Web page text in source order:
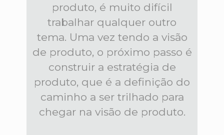
produto, é muito difícil
trabalhar qualquer outro
tema. Uma vez tendo a visão
de produto, o próximo passo é
construir a estratégia de
produto, que é a definição do
caminho a ser trilhado para
chegar na visão de produto.